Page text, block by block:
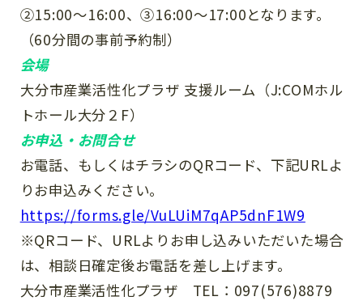
②15:00～16:00、③16:00～17:00となります。
（60分間の事前予約制）
会場
大分市産業活性化プラザ 支援ルーム（J:COMホル
トホール大分２F）
お申込・お問合せ
お電話、もしくはチラシのQRコード、下記URLよ
りお申込みください。
https://forms.gle/VuLUiM7qAP5dnF1W9
※QRコード、URLよりお申し込みいただいた場合
は、相談日確定後お電話を差し上げます。
大分市産業活性化プラザ TEL：097(576)8879